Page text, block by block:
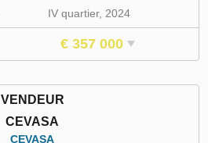
IV quartier, 2024
€ 357 000
VENDEUR
CEVASA
CEVASA